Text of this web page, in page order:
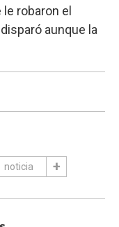
robaron el
aunque la
noticia